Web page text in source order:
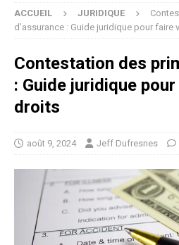
ACCUEIL JURIDIQUE
d’assurance : Guide juridique pour faire
Contestation des
: Guide juridique
droits
août 9, 2024 Jeff Dufresnes